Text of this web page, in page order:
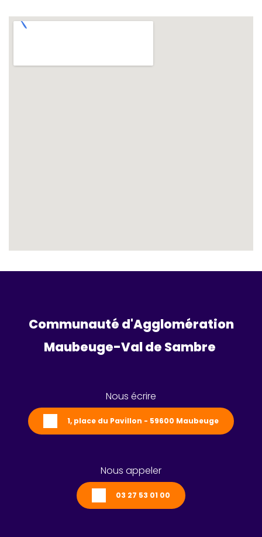
Communauté d'Agglomération
Maubeuge-Val de Sambre
Nous écrire
1, place du Pavillon - 59600 Maubeuge
Nous appeler
03 27 53 01 00